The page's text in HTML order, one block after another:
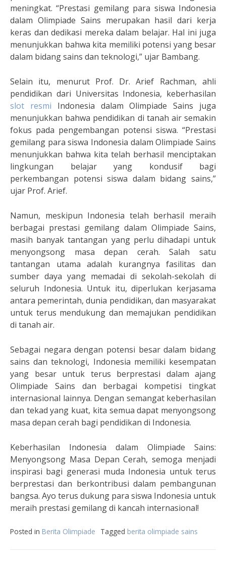
meningkat. “Prestasi gemilang para siswa Indonesia
dalam Olimpiade Sains merupakan hasil dari kerja
keras dan dedikasi mereka dalam belajar. Hal ini juga
menunjukkan bahwa kita memiliki potensi yang besar
dalam bidang sains dan teknologi,” ujar Bambang.
Selain itu, menurut Prof. Dr. Arief Rachman, ahli
pendidikan dari Universitas Indonesia, keberhasilan
slot resmi Indonesia dalam Olimpiade Sains juga
menunjukkan bahwa pendidikan di tanah air semakin
fokus pada pengembangan potensi siswa. “Prestasi
gemilang para siswa Indonesia dalam Olimpiade Sains
menunjukkan bahwa kita telah berhasil menciptakan
lingkungan belajar yang kondusif bagi
perkembangan potensi siswa dalam bidang sains,”
ujar Prof. Arief.
Namun, meskipun Indonesia telah berhasil meraih
berbagai prestasi gemilang dalam Olimpiade Sains,
masih banyak tantangan yang perlu dihadapi untuk
menyongsong masa depan cerah. Salah satu
tantangan utama adalah kurangnya fasilitas dan
sumber daya yang memadai di sekolah-sekolah di
seluruh Indonesia. Untuk itu, diperlukan kerjasama
antara pemerintah, dunia pendidikan, dan masyarakat
untuk terus mendukung dan memajukan pendidikan
di tanah air.
Sebagai negara dengan potensi besar dalam bidang
sains dan teknologi, Indonesia memiliki kesempatan
yang besar untuk terus berprestasi dalam ajang
Olimpiade Sains dan berbagai kompetisi tingkat
internasional lainnya. Dengan semangat keberhasilan
dan tekad yang kuat, kita semua dapat menyongsong
masa depan cerah bagi pendidikan di Indonesia.
Keberhasilan Indonesia dalam Olimpiade Sains:
Menyongsong Masa Depan Cerah, semoga menjadi
inspirasi bagi generasi muda Indonesia untuk terus
berprestasi dan berkontribusi dalam pembangunan
bangsa. Ayo terus dukung para siswa Indonesia untuk
meraih prestasi gemilang di kancah internasional!
Posted in Berita Olimpiade Tagged berita olimpiade sains